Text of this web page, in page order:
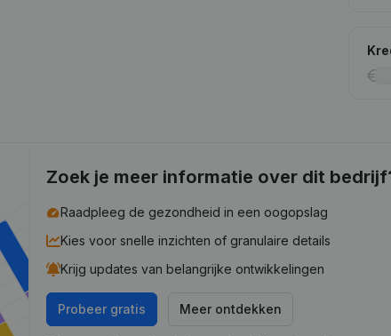
Zoek je meer informatie over dit
Raadpleeg de gezondheid in een oogopslag
Kies voor snelle inzichten of granulaire details
Krijg updates van belangrijke ontwikkelingen
Probeer gratis Meer ontdekken